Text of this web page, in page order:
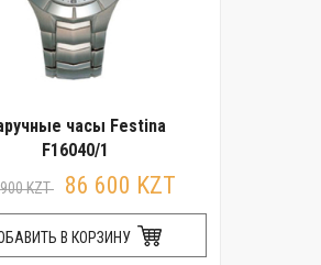
часы Festina
F16040/1
KZT 86 600 KZT
В КОРЗИНУ